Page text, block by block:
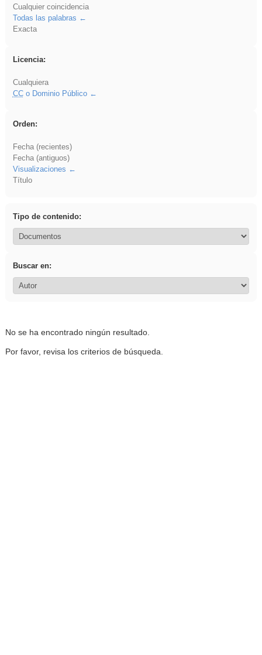
Cualquier coincidencia
Todas las palabras
Exacta
Licencia:
Cualquiera
CCo Dominio Público
Orden:
Fecha (recientes)
Fecha (antiguos)
Visualizaciones
Título
Tipo de contenido:
Buscar en:
No se ha encontrado ningún resultado.
Por favor, revisa los criterios de búsqueda.